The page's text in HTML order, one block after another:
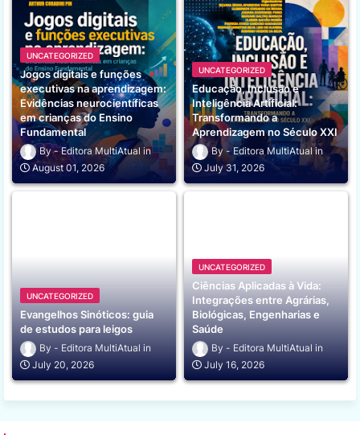
UNCATEGORIZED
Jogos digitais e funções
executivas na aprendizagem:
Evidências neurocientíficas
em crianças do Ensino
Fundamental
Editora MultiAtual
August 01, 2026
UNCATEGORIZED
Educação, Inclusão e
Inteligência Artificial:
Transformando a
Aprendizagem no Século XXI
Editora MultiAtual
July 31, 2026
UNCATEGORIZED
Evangelhos Sinóticos: guia
de estudos para leigos
Editora MultiAtual
July 20, 2026
UNCATEGORIZED
Ciências Aplicadas à Vida:
Integrações entre Agrárias,
Biológicas, Engenharias e
Saúde
Editora MultiAtual
July 16, 2026